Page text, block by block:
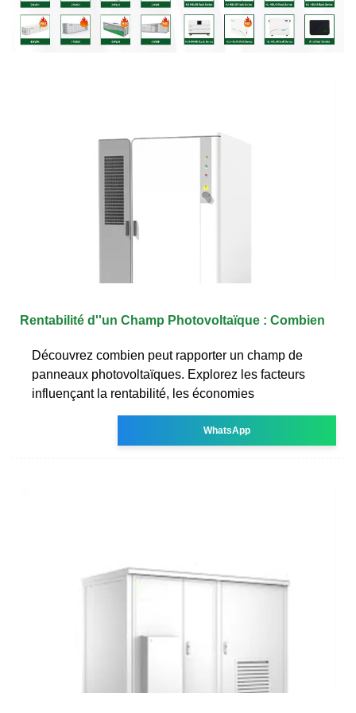
Rentabilité d''un Champ Photovoltaïque : Combien
Découvrez combien peut rapporter un champ de
panneaux photovoltaïques. Explorez les facteurs
influençant la rentabilité, les économies
WhatsApp